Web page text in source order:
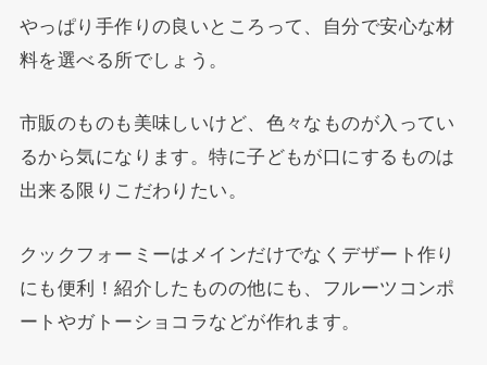
やっぱり手作りの良いところって、自分で安心な材
料を選べる所でしょう。
市販のものも美味しいけど、色々なものが入ってい
るから気になります。特に子どもが口にするものは
出来る限りこだわりたい。
クックフォーミーはメインだけでなくデザート作り
にも便利！紹介したものの他にも、フルーツコンポ
ートやガトーショコラなどが作れます。